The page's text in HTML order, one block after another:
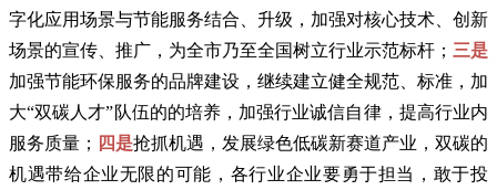
字化应用场景与节能服务结合、升级，加强对核心技术、创新
场景的宣传、推广，为全市乃至全国树立行业示范标杆； 三是
加强节能环保服务的品牌建设，继续建立健全规范、标准，加
大“双碳人才”队伍的的培养，加强行业诚信自律，提高行业内
服务质量； 四是抢抓机遇，发展绿色低碳新赛道产业，双碳的
机遇带给企业无限的可能，各行业企业要勇于担当，敢于投